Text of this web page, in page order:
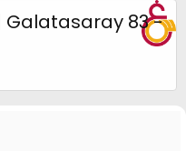
Galatasaray 83 -